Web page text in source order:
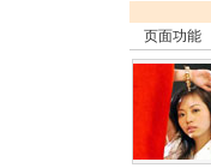
页面功能